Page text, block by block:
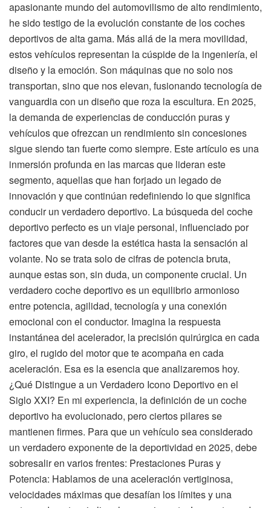
apasionante mundo del automovilismo de alto rendimiento,
he sido testigo de la evolución constante de los coches
deportivos de alta gama. Más allá de la mera movilidad,
estos vehículos representan la cúspide de la ingeniería, el
diseño y la emoción. Son máquinas que no solo nos
transportan, sino que nos elevan, fusionando tecnología de
vanguardia con un diseño que roza la escultura. En 2025,
la demanda de experiencias de conducción puras y
vehículos que ofrezcan un rendimiento sin concesiones
sigue siendo tan fuerte como siempre. Este artículo es una
inmersión profunda en las marcas que lideran este
segmento, aquellas que han forjado un legado de
innovación y que continúan redefiniendo lo que significa
conducir un verdadero deportivo. La búsqueda del coche
deportivo perfecto es un viaje personal, influenciado por
factores que van desde la estética hasta la sensación al
volante. No se trata solo de cifras de potencia bruta,
aunque estas son, sin duda, un componente crucial. Un
verdadero coche deportivo es un equilibrio armonioso
entre potencia, agilidad, tecnología y una conexión
emocional con el conductor. Imagina la respuesta
instantánea del acelerador, la precisión quirúrgica en cada
giro, el rugido del motor que te acompaña en cada
aceleración. Esa es la esencia que analizaremos hoy.
¿Qué Distingue a un Verdadero Icono Deportivo en el
Siglo XXI? En mi experiencia, la definición de un coche
deportivo ha evolucionado, pero ciertos pilares se
mantienen firmes. Para que un vehículo sea considerado
un verdadero exponente de la deportividad en 2025, debe
sobresalir en varios frentes: Prestaciones Puras y
Potencia: Hablamos de una aceleración vertiginosa,
velocidades máximas que desafían los límites y una